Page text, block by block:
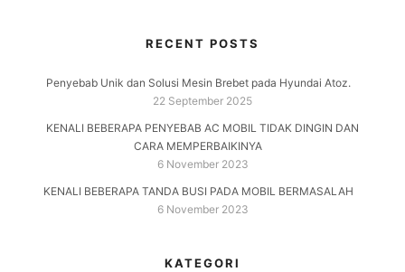
RECENT POSTS
Penyebab Unik dan Solusi Mesin Brebet pada Hyundai Atoz.
22 September 2025
KENALI BEBERAPA PENYEBAB AC MOBIL TIDAK DINGIN DAN
CARA MEMPERBAIKINYA
6 November 2023
KENALI BEBERAPA TANDA BUSI PADA MOBIL BERMASALAH
6 November 2023
KATEGORI